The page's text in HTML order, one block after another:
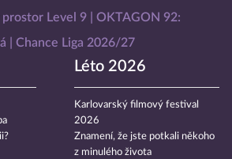
prostor Level 9
OKTAGON 92:
Chance Liga 2026/27
Léto 2026
Karlovarský filmový festival
2026
Znamení, že jste potkali někoho
z minulého života